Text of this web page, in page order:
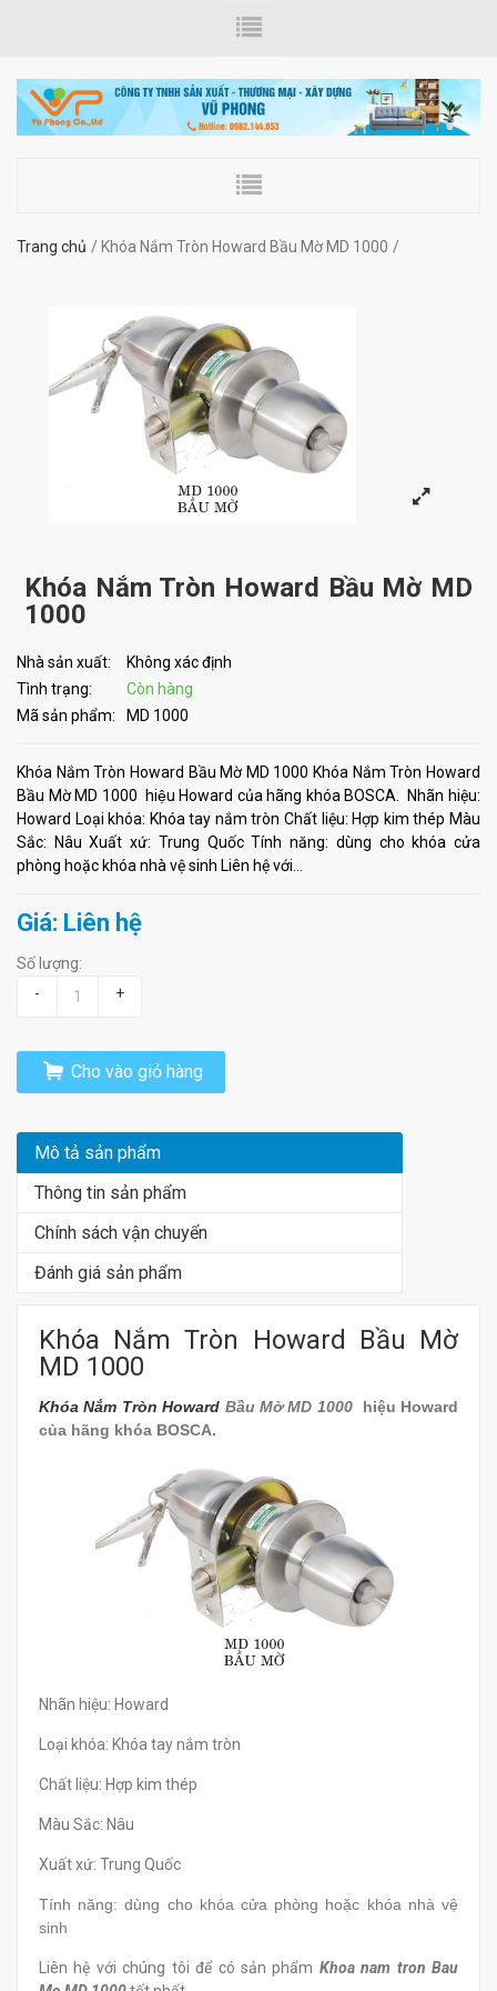
Trang chủ Khóa Nắm Tròn Howard Bầu Mờ MD 1000
Khóa Nắm Tròn Howard Bầu Mờ MD
1000
Nhà sản xuất:
Không xác định
Tình trạng:
Còn hàng
Mã sản phẩm:
MD 1000
Khóa Nắm Tròn Howard Bầu Mờ MD 1000 Khóa Nắm Tròn Howard
Bầu Mờ MD 1000 hiệu Howard của hãng khóa BOSCA. Nhãn hiệu:
Howard Loại khóa: Khóa tay nắm tròn Chất liệu: Hợp kim thép Màu
Sắc: Nâu Xuất xứ: Trung Quốc Tính năng: dùng cho khóa cửa
phòng hoặc khóa nhà vệ sinh Liên hệ với...
Giá: Liên hệ
Số lượng:
-
+
Cho vào giỏ hàng
Mô tả sản phẩm
Thông tin sản phẩm
Chính sách vận chuyển
Đánh giá sản phẩm
Khóa Nắm Tròn Howard Bầu Mờ
MD 1000
Khóa Nắm Tròn Howard Bầu Mờ MD 1000hiệu Howard
của hãng khóa BOSCA.
Nhãn hiệu: Howard
Loại khóa: Khóa tay nắm tròn
Chất liệu: Hợp kim thép
Màu Sắc: Nâu
Xuất xứ: Trung Quốc
Tính năng: dùng cho khóa cửa phòng hoặc khóa nhà vệ
sinh
Liên hệ với chúng tôi để có sản phẩm Khoa nam tron Bau